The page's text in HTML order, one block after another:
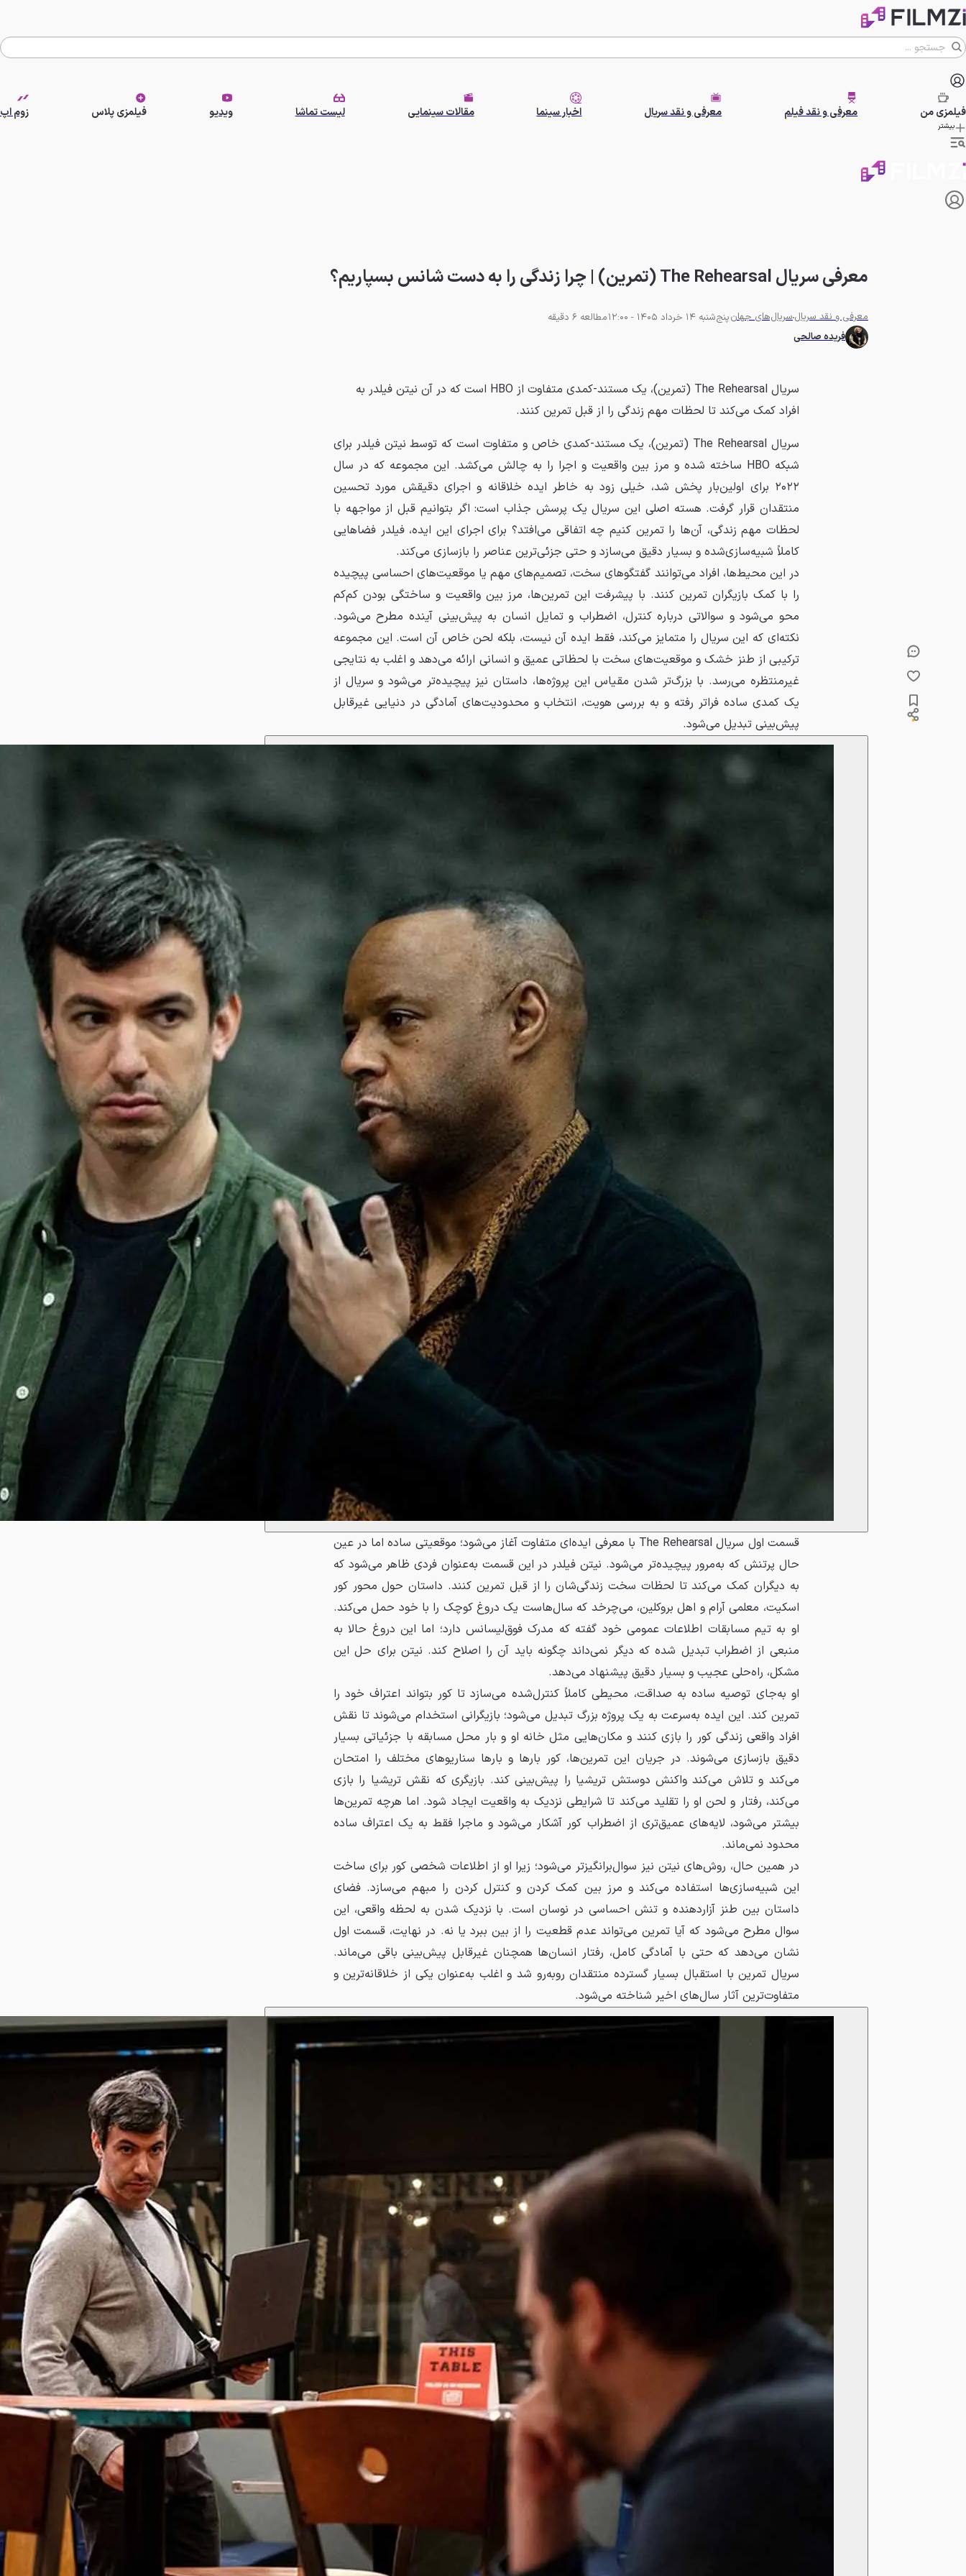
فیلمزیمن معرفی و نقد فیلم معرفی و نقد سریال اخبار سینما مقالات سینمایی لیست تماشا ویدیو فیلمزی پلاس زوم اپ
بیشتر
معرفی سریال The Rehearsal (تمرین) | چرا زندگی را به دست شانس بسپاریم؟
معرفی و نقد سریالسریال‌های جهانپنج‌شنبه 14 خرداد 1405 - 12:00
مطالعه 6 دقیقه
فریده صالحی
سریال The Rehearsal (تمرین)، یک مستند-کمدی متفاوت از HBO است که در آن نیتن فیلدر به
افراد کمک می‌کند تا لحظات مهم زندگی را از قبل تمرین کنند.
سریال The Rehearsal (تمرین)، یک مستند-کمدی خاص و متفاوت است که توسط نیتن فیلدر برای
شبکه HBO ساخته شده و مرز بین واقعیت و اجرا را به چالش می‌کشد. این مجموعه که در سال
۲۰۲۲ برای اولین‌بار پخش شد، خیلی زود به خاطر ایده خلاقانه و اجرای دقیقش مورد تحسین
منتقدان قرار گرفت. هسته اصلی این سریال یک پرسش جذاب است: اگر بتوانیم قبل از مواجهه با
لحظات مهم زندگی، آن‌ها را تمرین کنیم چه اتفاقی می‌افتد؟ برای اجرای این ایده، فیلدر فضاهایی
کاملاً شبیه‌سازی‌شده و بسیار دقیق می‌سازد و حتی جزئی‌ترین عناصر را بازسازی می‌کند.
در این محیط‌ها، افراد می‌توانند گفتگوهای سخت، تصمیم‌های مهم یا موقعیت‌های احساسی پیچیده
را با کمک بازیگران تمرین کنند. با پیشرفت این تمرین‌ها، مرز بین واقعیت و ساختگی بودن کم‌کم
محو می‌شود و سوالاتی درباره کنترل، اضطراب و تمایل انسان به پیش‌بینی آینده مطرح می‌شود.
نکته‌ای که این سریال را متمایز می‌کند، فقط ایده آن نیست، بلکه لحن خاص آن است. این مجموعه
ترکیبی از طنز خشک و موقعیت‌های سخت با لحظاتی عمیق و انسانی ارائه می‌دهد و اغلب به نتایجی
غیرمنتظره می‌رسد. با بزرگ‌تر شدن مقیاس این پروژه‌ها، داستان نیز پیچیده‌تر می‌شود و سریال از
یک کمدی ساده فراتر رفته و به بررسی هویت، انتخاب و محدودیت‌های آمادگی در دنیایی غیرقابل
پیش‌بینی تبدیل می‌شود.
قسمت اول سریال The Rehearsal با معرفی ایده‌ای متفاوت آغاز می‌شود؛ موقعیتی ساده اما در عین
حال پرتنش که به‌مرور پیچیده‌تر می‌شود. نیتن فیلدر در این قسمت به‌عنوان فردی ظاهر می‌شود که
به دیگران کمک می‌کند تا لحظات سخت زندگی‌شان را از قبل تمرین کنند. داستان حول محور کور
اسکیت، معلمی آرام و اهل بروکلین، می‌چرخد که سال‌هاست یک دروغ کوچک را با خود حمل می‌کند.
او به تیم مسابقات اطلاعات عمومی خود گفته که مدرک فوق‌لیسانس دارد؛ اما این دروغ حالا به
منبعی از اضطراب تبدیل شده که دیگر نمی‌داند چگونه باید آن را اصلاح کند. نیتن برای حل این
مشکل، راه‌حلی عجیب و بسیار دقیق پیشنهاد می‌دهد.
او به‌جای توصیه ساده به صداقت، محیطی کاملاً کنترل‌شده می‌سازد تا کور بتواند اعتراف خود را
تمرین کند. این ایده به‌سرعت به یک پروژه بزرگ تبدیل می‌شود؛ بازیگرانی استخدام می‌شوند تا نقش
افراد واقعی زندگی کور را بازی کنند و مکان‌هایی مثل خانه او و بار محل مسابقه با جزئیاتی بسیار
دقیق بازسازی می‌شوند. در جریان این تمرین‌ها، کور بارها و بارها سناریوهای مختلف را امتحان
می‌کند و تلاش می‌کند واکنش دوستش تریشیا را پیش‌بینی کند. بازیگری که نقش تریشیا را بازی
می‌کند، رفتار و لحن او را تقلید می‌کند تا شرایطی نزدیک به واقعیت ایجاد شود. اما هرچه تمرین‌ها
بیشتر می‌شود، لایه‌های عمیق‌تری از اضطراب کور آشکار می‌شود و ماجرا فقط به یک اعتراف ساده
محدود نمی‌ماند.
در همین حال، روش‌های نیتن نیز سوال‌برانگیزتر می‌شود؛ زیرا او از اطلاعات شخصی کور برای ساخت
این شبیه‌سازی‌ها استفاده می‌کند و مرز بین کمک کردن و کنترل کردن را مبهم می‌سازد. فضای
داستان بین طنز آزاردهنده و تنش احساسی در نوسان است. با نزدیک شدن به لحظه واقعی، این
سوال مطرح می‌شود که آیا تمرین می‌تواند عدم قطعیت را از بین ببرد یا نه. در نهایت، قسمت اول
نشان می‌دهد که حتی با آمادگی کامل، رفتار انسان‌ها همچنان غیرقابل پیش‌بینی باقی می‌ماند.
سریال تمرین با استقبال بسیار گسترده منتقدان روبه‌رو شد و اغلب به‌عنوان یکی از خلاقانه‌ترین و
متفاوت‌ترین آثار سال‌های اخیر شناخته می‌شود.